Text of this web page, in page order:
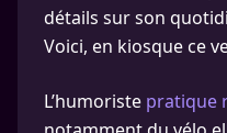
détails sur son
Voici, en kiosque ce
L’humoriste pratique